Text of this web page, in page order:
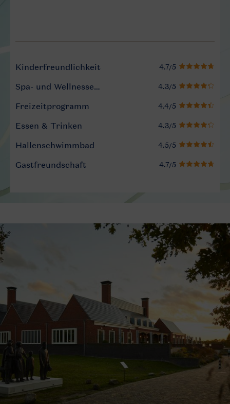
Kinderfreundlichkeit
Spa- und Wellnesseinrichtungen
Freizeitprogramm
Essen & Trinken
Hallenschwimmbad
Gastfreundschaft